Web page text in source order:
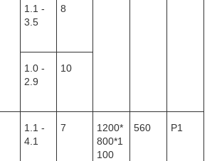
1.1 -
3.5
8
1.0 -
2.9
10
1.1 -
4.1
7
1200*
800*1
100
560 P1